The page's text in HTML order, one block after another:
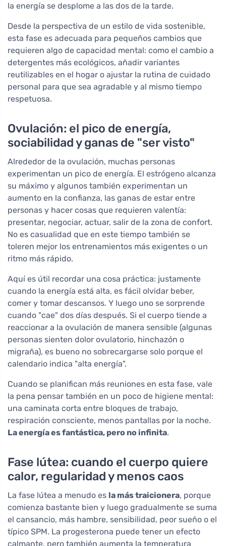
la energía se desplome a las dos de la tarde.
Desde la perspectiva de un estilo de vida sostenible,
esta fase es adecuada para pequeños cambios que
requieren algo de capacidad mental: como el cambio a
detergentes más ecológicos, añadir variantes
reutilizables en el hogar o ajustar la rutina de cuidado
personal para que sea agradable y al mismo tiempo
respetuosa.
Ovulación: el pico de energía,
sociabilidad y ganas de "ser visto"
Alrededor de la ovulación, muchas personas
experimentan un pico de energía. El estrógeno alcanza
su máximo y algunos también experimentan un
aumento en la confianza, las ganas de estar entre
personas y hacer cosas que requieren valentía:
presentar, negociar, actuar, salir de la zona de confort.
No es casualidad que en este tiempo también se
toleren mejor los entrenamientos más exigentes o un
ritmo más rápido.
Aquí es útil recordar una cosa práctica: justamente
cuando la energía está alta, es fácil olvidar beber,
comer y tomar descansos. Y luego uno se sorprende
cuando "cae" dos días después. Si el cuerpo tiende a
reaccionar a la ovulación de manera sensible (algunas
personas sienten dolor ovulatorio, hinchazón o
migraña), es bueno no sobrecargarse solo porque el
calendario indica "alta energía".
Cuando se planifican más reuniones en esta fase, vale
la pena pensar también en un poco de higiene mental:
una caminata corta entre bloques de trabajo,
respiración consciente, menos pantallas por la noche.
La energía es fantástica, pero no infinita.
Fase lútea: cuando el cuerpo quiere
calor, regularidad y menos caos
La fase lútea a menudo es la más traicionera, porque
comienza bastante bien y luego gradualmente se suma
el cansancio, más hambre, sensibilidad, peor sueño o el
típico SPM. La progesterona puede tener un efecto
calmante, pero también aumenta la temperatura